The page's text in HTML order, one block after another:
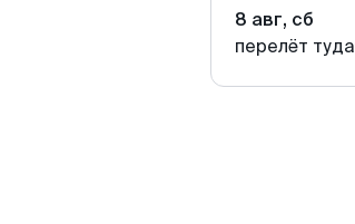
8 авг, сб
перелёт туда